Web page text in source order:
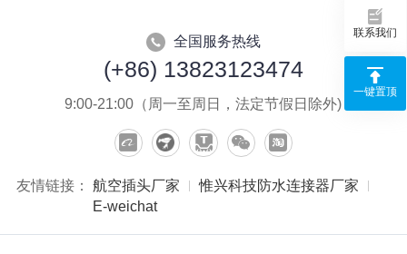
全国服务热线
(+86) 13823123474
9:00-21:00（周一至周日，法定节假日除外)
友情链接： 航空插头厂家
惟兴科技防水连接器厂家
E-weichat
联系我们
一键置顶